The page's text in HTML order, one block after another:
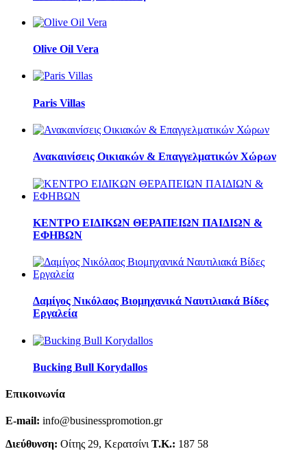
Olive Oil Vera
Paris Villas
Ανακαινίσεις Οικιακών & Επαγγελματικών Χώρων
ΚΕΝΤΡΟ ΕΙΔΙΚΩΝ ΘΕΡΑΠΕΙΩΝ ΠΑΙΔΙΩΝ &
ΕΦΗΒΩΝ
Δαμίγος Νικόλαος Βιομηχανικά Ναυτιλιακά Βίδες
Εργαλεία
Bucking Bull Korydallos
Επικοινωνία
E-mail: info@businesspromotion.gr
Διεύθυνση: Οίτης 29, Κερατσίνι Τ.Κ.: 187 58